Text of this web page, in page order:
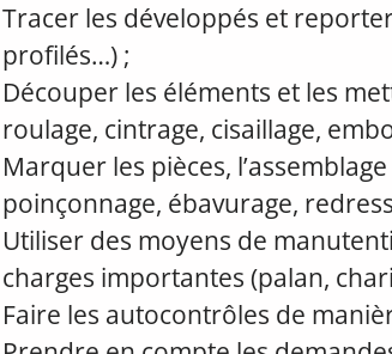
Tracer les développés et
profilés…) ;
Découper les éléments et les
roulage, cintrage, cisaillage,
Marquer les pièces,
poinçonnage, ébavurage,
Utiliser des moyens de
charges importantes (palan,
Faire les autocontrôles de